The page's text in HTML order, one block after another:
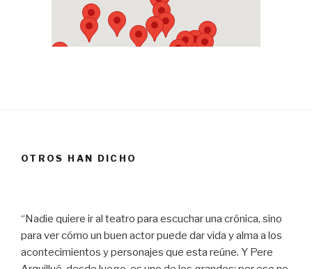
OTROS HAN DICHO
“Nadie quiere ir al teatro para escuchar una crónica, sino
para ver cómo un buen actor puede dar vida y alma a los
acontecimientos y personajes que esta reúne. Y Pere